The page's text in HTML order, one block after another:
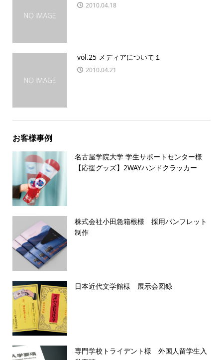
2010.04.18
vol.25 メディアについて１
2010.04.21
お客様事例
名古屋学院大学 学生サポートセンター様
【応援グッズ】2WAYハンドクラッカー
株式会社小田急箱根様 採用パンフレット
制作
日本近代文学館様 展示会図録
専門学校トライデント様 外国人留学生入